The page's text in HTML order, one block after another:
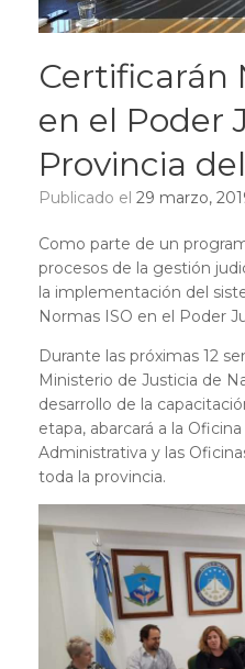
Certificarán
en el Poder
Provincia
Publicado el 29 marzo,
Como parte de un
procesos de la gestión
la implementación del
Normas ISO en el Poder
Durante las próximas 12
Ministerio de Justicia de
desarrollo de la
etapa, abarcará a la
Administrativa y las
toda la provincia.